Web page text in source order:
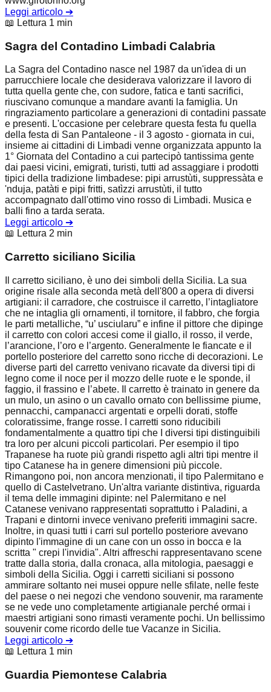
Leggi articolo ➔
📖 Lettura 1 min
Sagra del Contadino Limbadi Calabria
La Sagra del Contadino nasce nel 1987 da un'idea di un
parrucchiere locale che desiderava valorizzare il lavoro di
tutta quella gente che, con sudore, fatica e tanti sacrifici,
riuscivano comunque a mandare avanti la famiglia. Un
ringraziamento particolare a generazioni di contadini passate
e presenti. L'occasione per celebrare questa festa fu quella
della festa di San Pantaleone - il 3 agosto - giornata in cui,
insieme ai cittadini di Limbadi venne organizzata appunto la
1° Giornata del Contadino a cui partecipò tantissima gente
dai paesi vicini, emigrati, turisti, tutti ad assaggiare i prodotti
tipici della tradizione limbadese: pipi arrustùti, suppressàta e
'nduja, patàti e pipi fritti, satìzzi arrustùti, il tutto
accompagnato dall'ottimo vino rosso di Limbadi. Musica e
balli fino a tarda serata.
Leggi articolo ➔
📖 Lettura 2 min
Carretto siciliano Sicilia
Il carretto siciliano, è uno dei simboli della Sicilia. La sua
origine risale alla seconda metà dell'800 a opera di diversi
artigiani: il carradore, che costruisce il carretto, l’intagliatore
che ne intaglia gli ornamenti, il tornitore, il fabbro, che forgia
le parti metalliche, “u’ usciularu” e infine il pittore che dipinge
il carretto con colori accesi come il giallo, il rosso, il verde,
l’arancione, l’oro e l’argento. Generalmente le fiancate e il
portello posteriore del carretto sono ricche di decorazioni. Le
diverse parti del carretto venivano ricavate da diversi tipi di
legno come il noce per il mozzo delle ruote e le sponde, il
faggio, il frassino e l’abete. Il carretto è trainato in genere da
un mulo, un asino o un cavallo ornato con bellissime piume,
pennacchi, campanacci argentati e orpelli dorati, stoffe
coloratissime, frange rosse. I carretti sono riducibili
fondamentalmente a quattro tipi che I diversi tipi distinguibili
tra loro per alcuni piccoli particolari. Per esempio il tipo
Trapanese ha ruote più grandi rispetto agli altri tipi mentre il
tipo Catanese ha in genere dimensioni più piccole.
Rimangono poi, non ancora menzionati, il tipo Palermitano e
quello di Castelvetrano. Un'altra variante distintiva, riguarda
il tema delle immagini dipinte: nel Palermitano e nel
Catanese venivano rappresentati soprattutto i Paladini, a
Trapani e dintorni invece venivano preferiti immagini sacre.
Inoltre, in quasi tutti i carri sul portello posteriore avevano
dipinto l'immagine di un cane con un osso in bocca e la
scritta " crepi l'invidia". Altri affreschi rappresentavano scene
tratte dalla storia, dalla cronaca, alla mitologia, paesaggi e
simboli della Sicilia. Oggi i carretti siciliani si possono
ammirare soltanto nei musei oppure nelle sfilate, nelle feste
del paese o nei negozi che vendono souvenir, ma raramente
se ne vede uno completamente artigianale perché ormai i
maestri artigiani sono rimasti veramente pochi. Un bellissimo
souvenir come ricordo delle tue Vacanze in Sicilia.
Leggi articolo ➔
📖 Lettura 1 min
Guardia Piemontese Calabria